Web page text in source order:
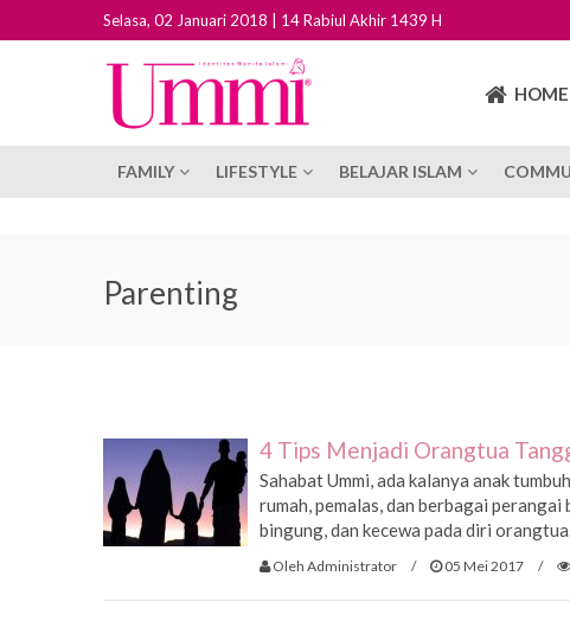
Selasa, 02 Januari 2018 | 14 Rabiul Akhir 1439 H
HOME
FAMILY LIFESTYLE BELAJAR ISLAM
Parenting
4 Tips Menjadi Orangtua
Sahabat Ummi, ada kalanya anak
rumah, pemalas, dan berbagai
bingung, dan kecewa pada diri
Oleh Administrator / 05 Mei 2017 /